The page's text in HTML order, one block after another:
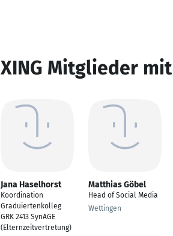
XING Mitglieder
Jana Haselhorst
Koordination
Graduiertenkolleg
GRK 2413 SynAGE
(Elternzeitvertretung)
Matthias Göbel
Head of Social Media
Wettingen